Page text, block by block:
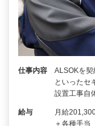
仕事内容
ALSOKを
といったセ
設置工事自
給与
月給
＋各種手